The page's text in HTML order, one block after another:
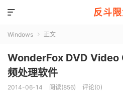
反斗

Windows  正文
WonderFox DVD Video
频处理软件
2014-06-14 阅读(856) 评论(0)